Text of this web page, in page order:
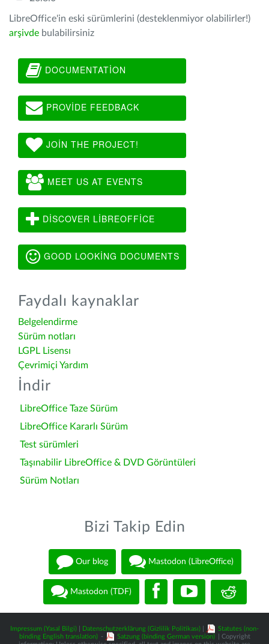
LibreOffice'in eski sürümlerini (desteklenmiyor olabilirler!)
arşivde bulabilirsiniz
DOCUMENTATION
PROVIDE FEEDBACK
JOIN THE PROJECT!
MEET US AT EVENTS
DISCOVER LIBREOFFICE
GOOD LOOKING DOCUMENTS
Faydalı kaynaklar
Belgelendirme
Sürüm notları
LGPL Lisensı
Çevrimiçi Yardım
İndir
LibreOffice Taze Sürüm
LibreOffice Kararlı Sürüm
Test sürümleri
Taşınabilir LibreOffice & DVD Görüntüleri
Sürüm Notları
Bizi Takip Edin
Our blog Mastodon (LibreOffice)
Mastodon (TDF)
Impressum (Yasal Bilgi) Datenschutzerklärung (Gizlilik Politikası)
Statutes (non-
binding English translation) - Satzung (binding German version)
| Copyright